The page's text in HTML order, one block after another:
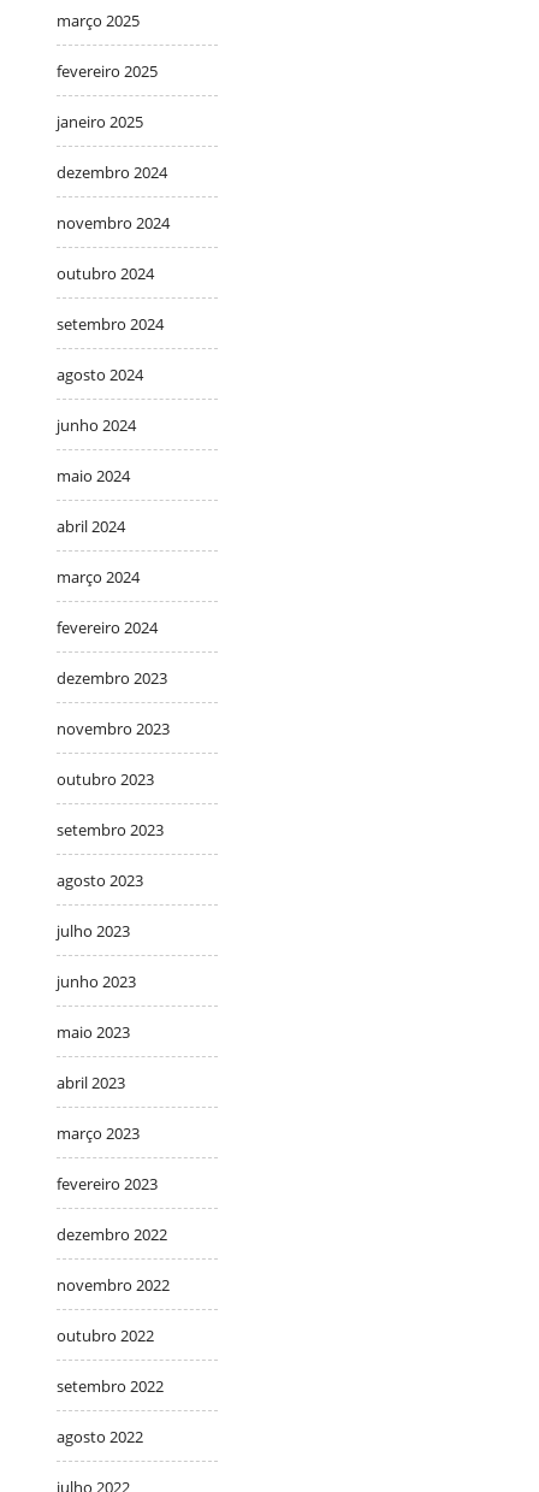
março 2025
fevereiro 2025
janeiro 2025
dezembro 2024
novembro 2024
outubro 2024
setembro 2024
agosto 2024
junho 2024
maio 2024
abril 2024
março 2024
fevereiro 2024
dezembro 2023
novembro 2023
outubro 2023
setembro 2023
agosto 2023
julho 2023
junho 2023
maio 2023
abril 2023
março 2023
fevereiro 2023
dezembro 2022
novembro 2022
outubro 2022
setembro 2022
agosto 2022
julho 2022